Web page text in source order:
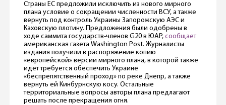
Страны ЕС предложили исключить из нового мирного
плана условие о сокращении численности ВСУ, а также
вернуть под контроль Украины Запорожскую АЭС и
Каховскую плотину. Предложения были одобрены в
ходе саммита государств-членов G20 в ЮАР, сообщает
американская газета Washington Post. Журналисты
издания получили в распоряжение копию
«европейской» версии мирного плана, в которой также
идет требуется обеспечить Украине
«беспрепятственный проход» по реке Днепр, а также
вернуть ей Кинбурнскую косу. Остальные
территориальные вопросы авторы плана предлагают
решать после прекращения огня.